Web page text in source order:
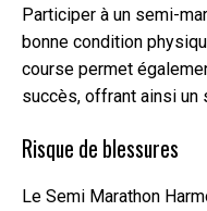
Participer à un semi-
bonne condition
course permet
succès, offrant ainsi un
Risque de blessures
Le Semi Marathon